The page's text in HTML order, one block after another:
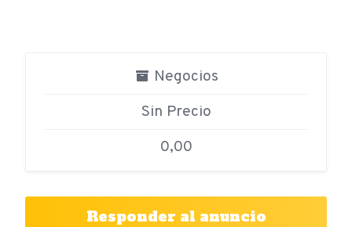
Negocios
Sin Precio
0,00
Responder al anuncio